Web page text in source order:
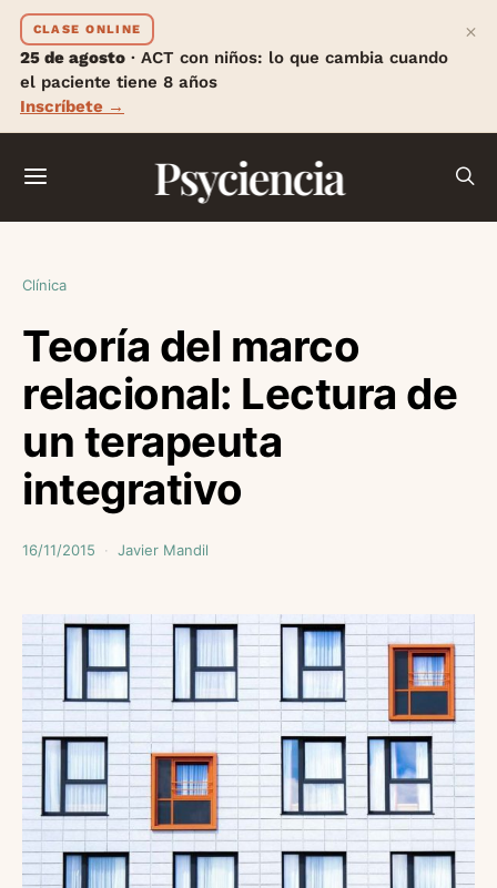
CLASE ONLINE
25 de agosto · ACT con niños: lo que cambia cuando
el paciente tiene 8 años
Inscríbete →
×
Psyciencia
Clínica
Teoría del marco
relacional: Lectura de
un terapeuta
integrativo
16/11/2015 Javier Mandil